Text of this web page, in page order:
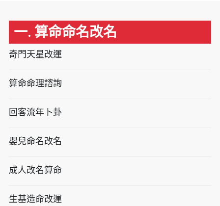
一. 算命命名改名
奇門天星改運
算命命理諮詢
回客流年卜卦
嬰兒命名改名
成人改名算命
生基造命改運